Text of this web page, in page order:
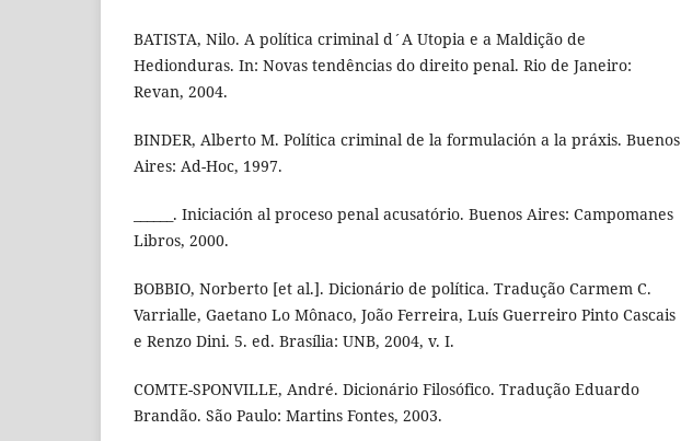
BATISTA, Nilo. A política criminal d´A Utopia e a Maldição de
Hedionduras. In: Novas tendências do direito penal. Rio de Janeiro:
Revan, 2004.
BINDER, Alberto M. Política criminal de la formulación a la práxis. Buenos
Aires: Ad-Hoc, 1997.
______. Iniciación al proceso penal acusatório. Buenos Aires: Campomanes
Libros, 2000.
BOBBIO, Norberto [et al.]. Dicionário de política. Tradução Carmem C.
Varrialle, Gaetano Lo Mônaco, João Ferreira, Luís Guerreiro Pinto Cascais
e Renzo Dini. 5. ed. Brasília: UNB, 2004, v. I.
COMTE-SPONVILLE, André. Dicionário Filosófico. Tradução Eduardo
Brandão. São Paulo: Martins Fontes, 2003.